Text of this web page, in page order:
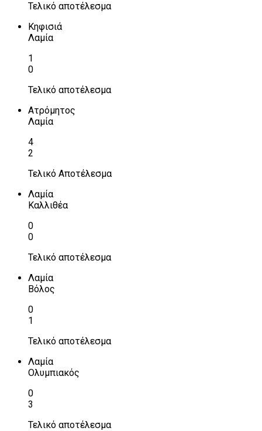
Τελικό αποτέλεσμα
Κηφισιά
Λαμία
1
0
Τελικό αποτέλεσμα
Ατρόμητος
Λαμία
4
2
Τελικό Αποτέλεσμα
Λαμία
Καλλιθέα
0
0
Τελικό αποτέλεσμα
Λαμία
Βόλος
0
1
Τελικό αποτέλεσμα
Λαμία
Ολυμπιακός
0
3
Τελικό αποτέλεσμα